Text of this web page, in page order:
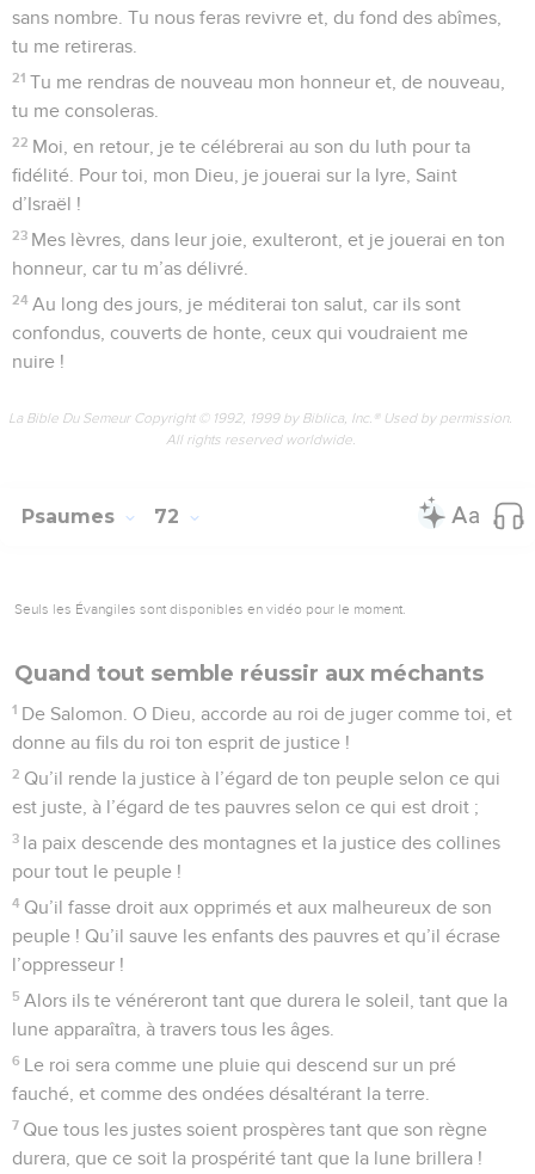
sans nombre. Tu nous feras revivre et, du fond des abîmes,
tu me retireras.
21 Tu me rendras de nouveau mon honneur et, de nouveau,
tu me consoleras.
22 Moi, en retour, je te célébrerai au son du luth pour ta
fidélité. Pour toi, mon Dieu, je jouerai sur la lyre, Saint
d’Israël !
23 Mes lèvres, dans leur joie, exulteront, et je jouerai en ton
honneur, car tu m’as délivré.
24 Au long des jours, je méditerai ton salut, car ils sont
confondus, couverts de honte, ceux qui voudraient me
nuire !
La Bible Du Semeur Copyright © 1992, 1999 by Biblica, Inc.® Used by permission.
All rights reserved worldwide.
Psaumes 72
Seuls les Évangiles sont disponibles en vidéo pour le moment.
Quand tout semble réussir aux méchants
1 De Salomon. O Dieu, accorde au roi de juger comme toi, et
donne au fils du roi ton esprit de justice !
2 Qu’il rende la justice à l’égard de ton peuple selon ce qui
est juste, à l’égard de tes pauvres selon ce qui est droit ;
3 la paix descende des montagnes et la justice des collines
pour tout le peuple !
4 Qu’il fasse droit aux opprimés et aux malheureux de son
peuple ! Qu’il sauve les enfants des pauvres et qu’il écrase
l’oppresseur !
5 Alors ils te vénéreront tant que durera le soleil, tant que la
lune apparaîtra, à travers tous les âges.
6 Le roi sera comme une pluie qui descend sur un pré
fauché, et comme des ondées désaltérant la terre.
7 Que tous les justes soient prospères tant que son règne
durera, que ce soit la prospérité tant que la lune brillera !